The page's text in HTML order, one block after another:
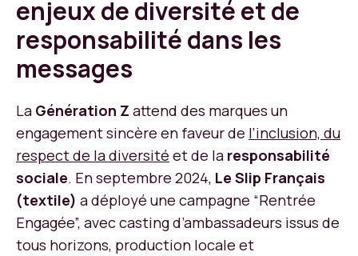
enjeux de diversité et de
responsabilité dans les
messages
La Génération Z attend des marques un
engagement sincère en faveur de l’inclusion, du
respect de la diversité et de la responsabilité
sociale. En septembre 2024, Le Slip Français
(textile) a déployé une campagne “Rentrée
Engagée”, avec casting d’ambassadeurs issus de
tous horizons, production locale et